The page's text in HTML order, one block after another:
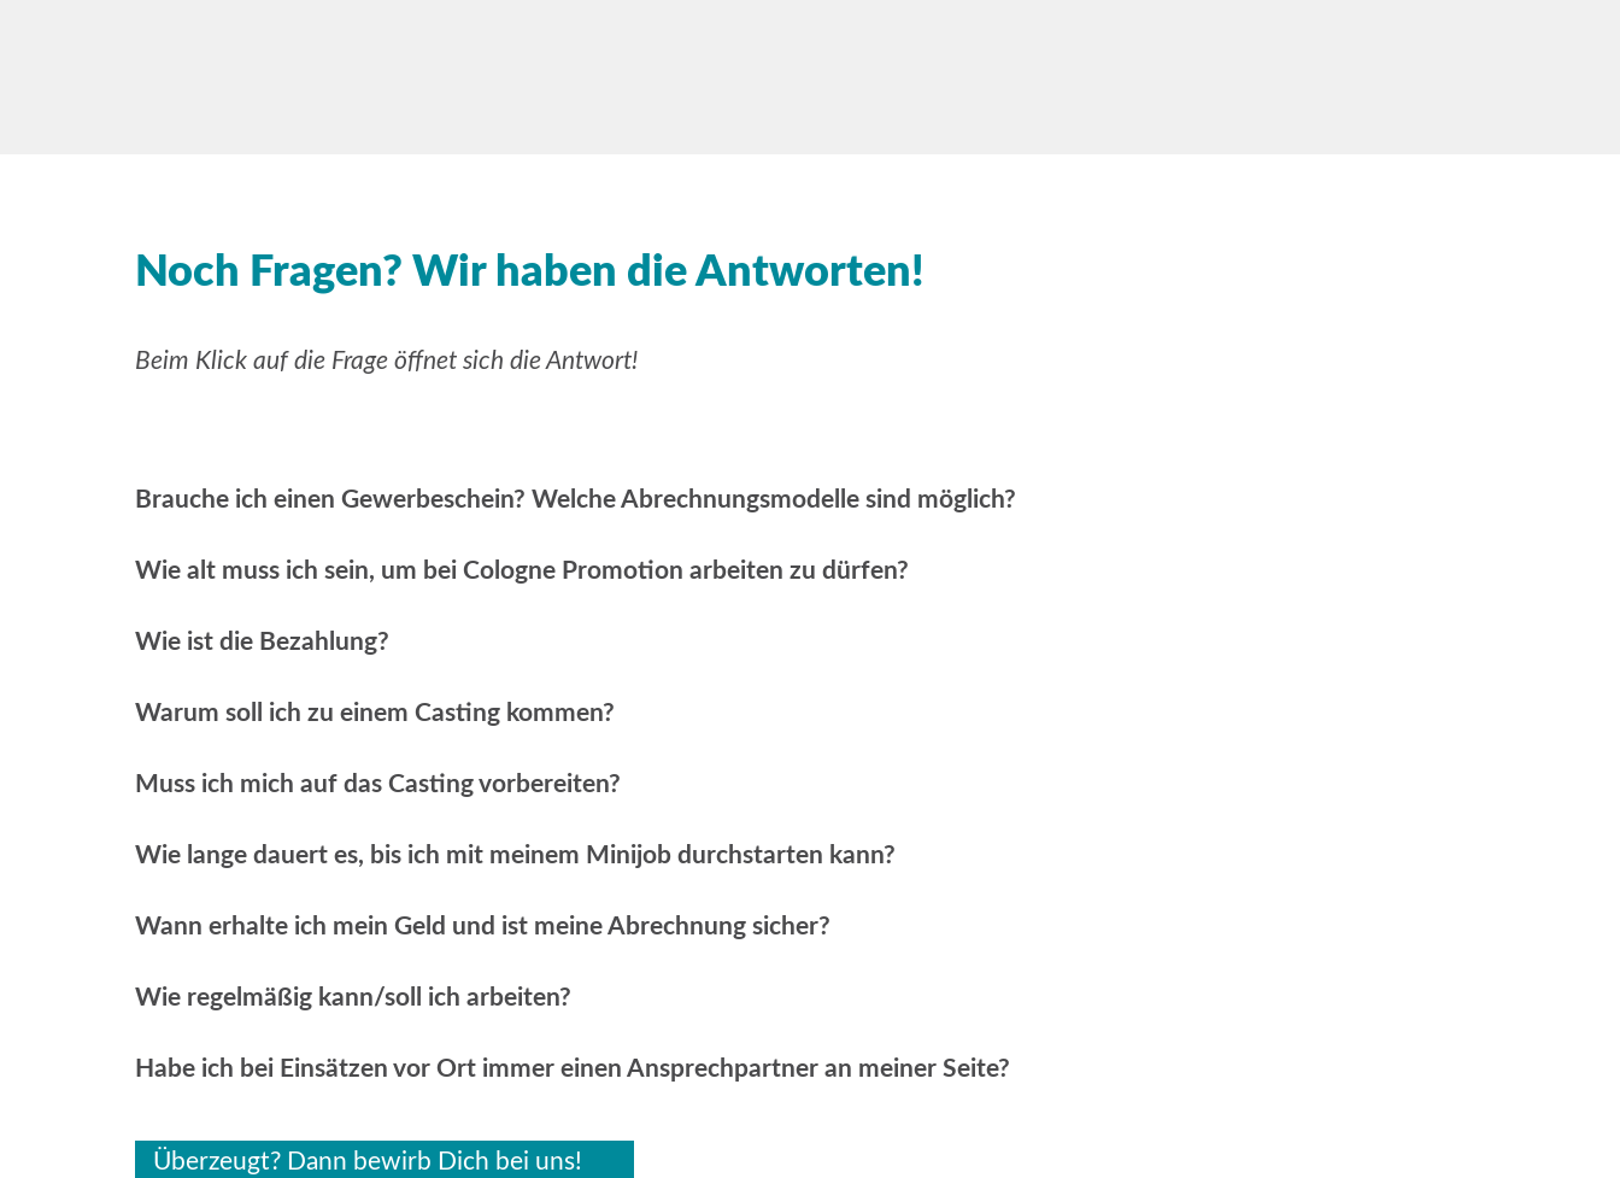
Noch Fragen? Wir haben die Antworten!
Beim Klick auf die Frage öffnet sich die Antwort!
Brauche ich einen Gewerbeschein? Welche Abrechnungsmodelle sind möglich?
Wie alt muss ich sein, um bei Cologne Promotion arbeiten zu dürfen?
Wie ist die Bezahlung?
Warum soll ich zu einem Casting kommen?
Muss ich mich auf das Casting vorbereiten?
Wie lange dauert es, bis ich mit meinem Minijob durchstarten kann?
Wann erhalte ich mein Geld und ist meine Abrechnung sicher?
Wie regelmäßig kann/soll ich arbeiten?
Habe ich bei Einsätzen vor Ort immer einen Ansprechpartner an meiner Seite?
Überzeugt? Dann bewirb Dich bei uns!